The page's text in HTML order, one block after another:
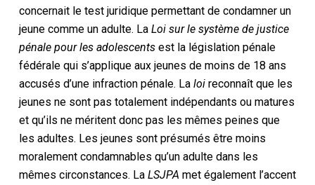
concernait le test juridique permettant de condamner un
jeune comme un adulte. La Loi sur le système de justice
pénale pour les adolescents est la législation pénale
fédérale qui s’applique aux jeunes de moins de 18 ans
accusés d’une infraction pénale. La loi reconnaît que les
jeunes ne sont pas totalement indépendants ou matures
et qu’ils ne méritent donc pas les mêmes peines que
les adultes. Les jeunes sont présumés être moins
moralement condamnables qu’un adulte dans les
mêmes circonstances. La LSJPA met également l’accent